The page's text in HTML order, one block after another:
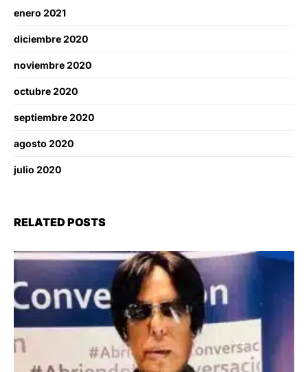
enero 2021
diciembre 2020
noviembre 2020
octubre 2020
septiembre 2020
agosto 2020
julio 2020
RELATED POSTS